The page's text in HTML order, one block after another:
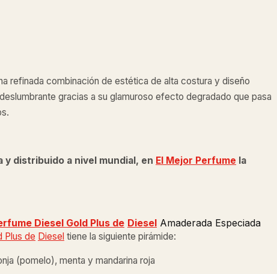
refinada combinación de estética de alta costura y diseño
gracias a su glamuroso efecto degradado que pasa
y distribuido a nivel mundial, en El Mejor Perfume la
Diesel Gold Plus de Diesel Amaderada Especiada
Plus de Diesel tiene la siguiente pirámide:
(pomelo), menta y mandarina roja